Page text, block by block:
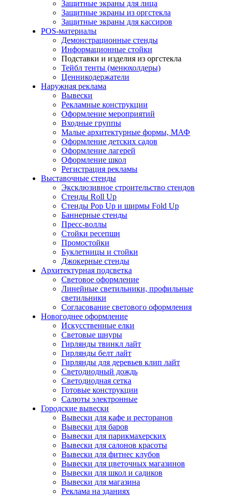
Защитные экраны для лица
Защитные экраны из оргстекла
Защитные экраны для кассиров
POS-материалы
Демонстрационные стенды
Информационные стойки
Подставки и изделия из оргстекла
Тейбл тенты (менюхолдеры)
Ценникодержатели
Наружная реклама
Вывески
Рекламные конструкции
Оформление мероприятий
Входные группы
Малые архитектурные формы, МАФ
Оформление детских садов
Оформление лагерей
Оформление школ
Регистрация рекламы
Выставочные стенды
Эксклюзивное строительство стендов
Стенды Roll Up
Стенды Рор Up и ширмы Fold Up
Баннерные стенды
Пресс-воллы
Стойки ресепшн
Промостойки
Буклетницы и стойки
Джокерные стенды
Архитектурная подсветка
Световое оформление
Линейные светильники, профильные
светильники
Согласование светового оформления
Новогоднее оформление
Искусcтвенные елки
Световые шнуры
Гирлянды твинкл лайт
Гирлянды белт лайт
Гирлянды для деревьев клип лайт
Светодиодный дождь
Светодиодная сетка
Готовые конструкции
Салюты электронные
Городские вывески
Вывески для кафе и ресторанов
Вывески для баров
Вывески для парикмахерских
Вывески для салонов красоты
Вывески для фитнес клубов
Вывески для цветочных магазинов
Вывески для школ и садиков
Вывески для магазина
Реклама на зданиях